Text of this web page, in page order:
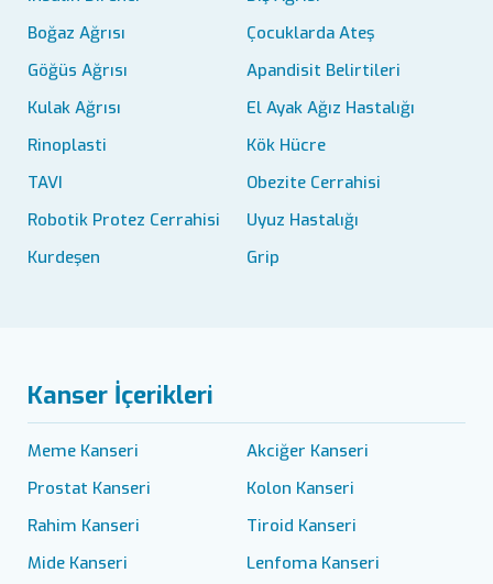
Boğaz Ağrısı
Çocuklarda Ateş
Göğüs Ağrısı
Apandisit Belirtileri
Kulak Ağrısı
El Ayak Ağız Hastalığı
Rinoplasti
Kök Hücre
TAVI
Obezite Cerrahisi
Robotik Protez Cerrahisi
Uyuz Hastalığı
Kurdeşen
Grip
Kanser İçerikleri
Meme Kanseri
Akciğer Kanseri
Prostat Kanseri
Kolon Kanseri
Rahim Kanseri
Tiroid Kanseri
Mide Kanseri
Lenfoma Kanseri